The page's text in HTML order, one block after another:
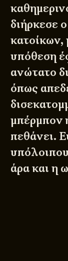
διήρκεσε
κατοίκων,
υπόθεση
ανώτατο
όπως
μπέρμπον
πεθάνει.
άρα και η